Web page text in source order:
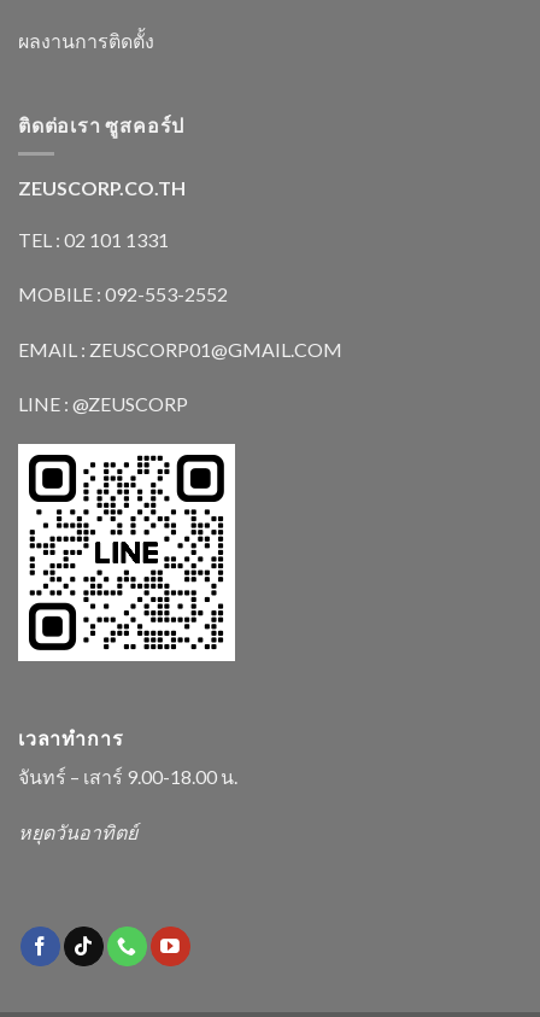
ผลงานการติดตั้ง
ติดต่อเรา ซูสคอร์ป
ZEUSCORP.CO.TH
TEL : 02 101 1331
MOBILE : 092-553-2552
EMAIL : ZEUSCORP01@GMAIL.COM
LINE : @ZEUSCORP
เวลาทำการ
จันทร์ – เสาร์ 9.00-18.00 น.
หยุดวันอาทิตย์